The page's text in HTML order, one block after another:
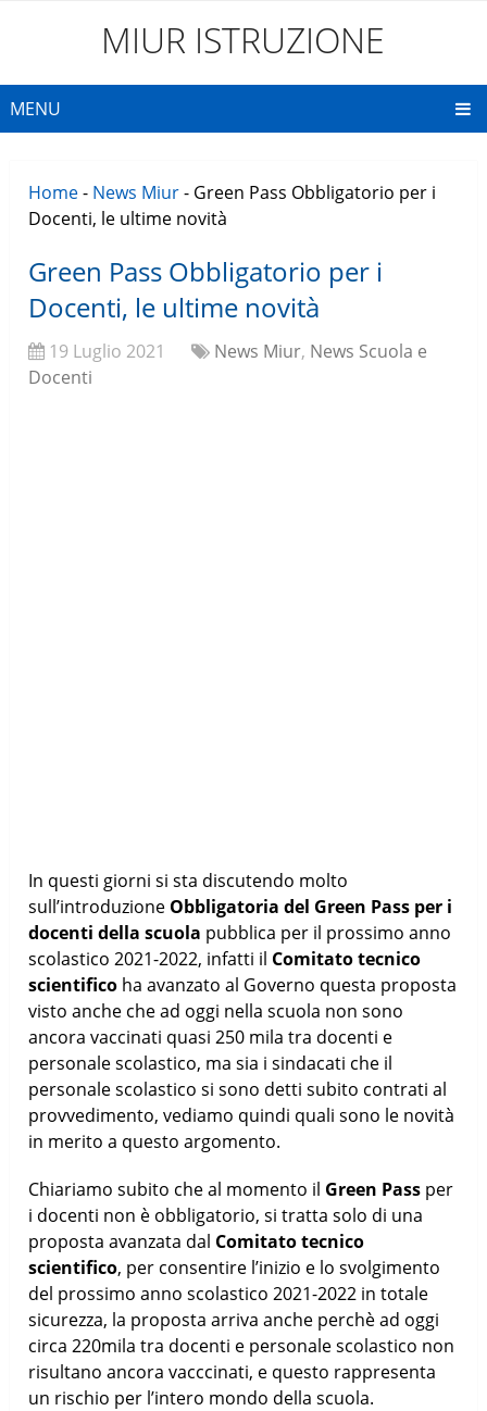
MIUR ISTRUZIONE
MENU
Home- News Miur- Green Pass Obbligatorio per i
Docenti, le ultime novità
Green Pass Obbligatorio per i
Docenti, le ultime novità
19 Luglio 2021 News Miur, News Scuola e
Docenti
In questi giorni si sta discutendo molto
sull’introduzione Obbligatoria del Green Pass per i
docenti della scuola pubblica per il prossimo anno
scolastico 2021-2022, infatti il Comitato tecnico
scientifico ha avanzato al Governo questa proposta
visto anche che ad oggi nella scuola non sono
ancora vaccinati quasi 250 mila tra docenti e
personale scolastico, ma sia i sindacati che il
personale scolastico si sono detti subito contrati al
provvedimento, vediamo quindi quali sono le novità
in merito a questo argomento.
Chiariamo subito che al momento il Green Pass per
i docenti non è obbligatorio, si tratta solo di una
proposta avanzata dal Comitato tecnico
scientifico, per consentire l’inizio e lo svolgimento
del prossimo anno scolastico 2021-2022 in totale
sicurezza, la proposta arriva anche perchè ad oggi
circa 220mila tra docenti e personale scolastico non
risultano ancora vacccinati, e questo rappresenta
un rischio per l’intero mondo della scuola.